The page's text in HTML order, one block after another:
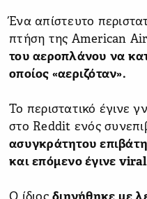
Ένα απίστευτο
πτήση της American
του αεροπλάνου να
οποίος «αεριζόταν».
Το περιστατικό έγινε
στο Reddit ενός
ασυγκράτητου
και επόμενο έγινε